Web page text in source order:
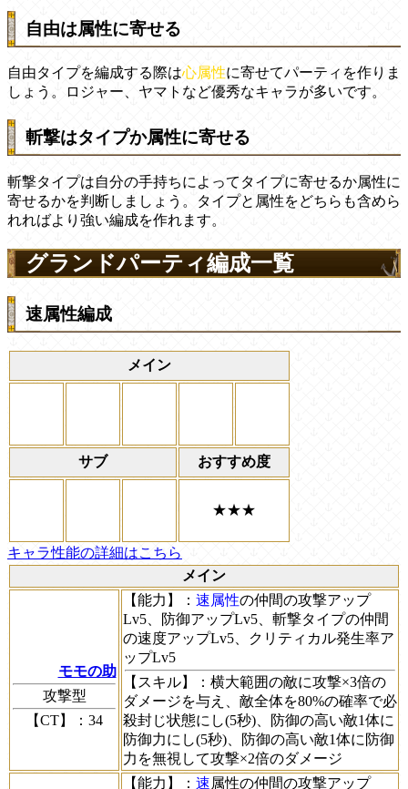
自由は属性に寄せる
自由タイプを編成する際は心属性に寄せてパーティを作りま
しょう。ロジャー、ヤマトなど優秀なキャラが多いです。
斬撃はタイプか属性に寄せる
斬撃タイプは自分の手持ちによってタイプに寄せるか属性に
寄せるかを判断しましょう。タイプと属性をどちらも含めら
れればより強い編成を作れます。
グランドパーティ編成一覧
速属性編成
メイン
サブ おすすめ度
★★★
キャラ性能の詳細はこちら
メイン
モモの助
攻撃型
【CT】
：34
【能力】 ： 速属性の仲間の攻撃アップ
Lv5、防御アップLv5、斬撃タイプの仲間
の速度アップLv5、クリティカル発生率ア
ップLv5
【スキル】
：横大範囲の敵に攻撃×3倍の
ダメージを与え、敵全体を80%の確率で必
殺封じ状態にし(5秒)、防御の高い敵1体に
防御力にし(5秒)、防御の高い敵1体に防御
力を無視して攻撃×2倍のダメージ
【能力】 ： 速属性の仲間の攻撃アップ